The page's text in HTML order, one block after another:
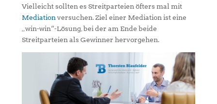
Vielleicht sollten es Streitparteien öfters mal mit
Mediationversuchen. Ziel einer Mediation ist eine
„win-win“-Lösung, bei der am Ende beide
Streitparteien als Gewinner hervorgehen.